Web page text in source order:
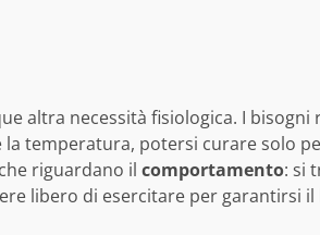
altra necessità fisiologica. I bisogni
temperatura, potersi curare solo
riguardano il comportamento: si
libero di esercitare per garantirsi il